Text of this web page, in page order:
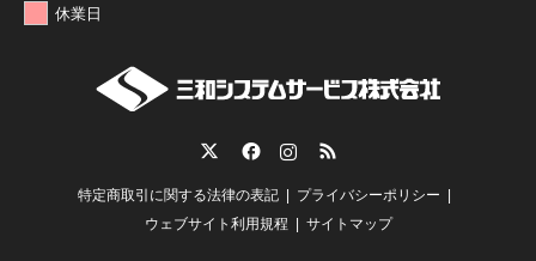
休業日
RSS
特定商取引に関する法律の表記
プライバシーポリシー
ウェブサイト利用規程
サイトマップ